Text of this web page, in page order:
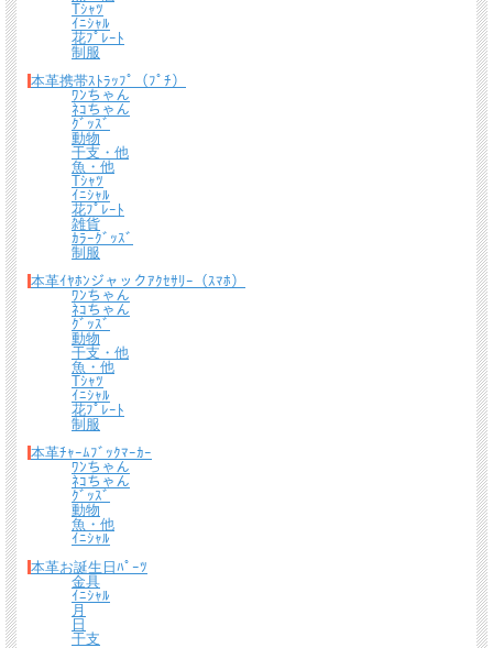
Tｼｬﾂ
ｲﾆｼｬﾙ
花ﾌﾟﾚｰﾄ
制服
本革携帯ｽﾄﾗｯﾌﾟ（ﾌﾟﾁ）
ﾜﾝちゃん
ﾈｺちゃん
ｸﾞｯｽﾞ
動物
干支・他
魚・他
Tｼｬﾂ
ｲﾆｼｬﾙ
花ﾌﾟﾚｰﾄ
雑貨
ｶﾗｰｸﾞｯｽﾞ
制服
本革ｲﾔﾎﾝジャックｱｸｾｻﾘｰ（ｽﾏﾎ）
ﾜﾝちゃん
ﾈｺちゃん
ｸﾞｯｽﾞ
動物
干支・他
魚・他
Tｼｬﾂ
ｲﾆｼｬﾙ
花ﾌﾟﾚｰﾄ
制服
本革ﾁｬｰﾑﾌﾞｯｸﾏｰｶｰ
ﾜﾝちゃん
ﾈｺちゃん
ｸﾞｯｽﾞ
動物
魚・他
ｲﾆｼｬﾙ
本革お誕生日ﾊﾟｰﾂ
金具
ｲﾆｼｬﾙ
月
日
干支